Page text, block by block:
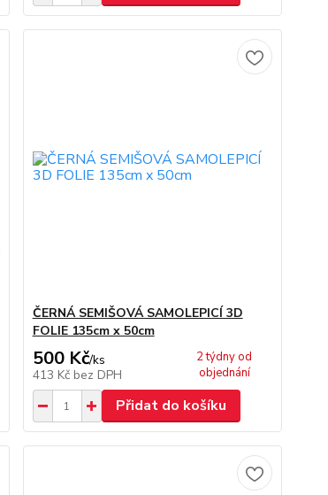
ČERNÁ SEMIŠOVÁ SAMOLEPICÍ 3D
FOLIE 135cm x 50cm
500 Kč/ks
413 Kč bez DPH
2 týdny od
objednání
Přidat do košíku